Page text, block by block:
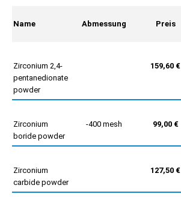
Name Abmessung Preis
Zirconium 2,4-
pentanedionate
powder
159,60 €
Zirconium
boride powder
-400 mesh 99,00 €
Zirconium
carbide powder
127,50 €